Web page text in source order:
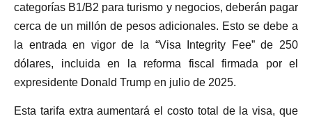
categorías B1/B2 para turismo y negocios, deberán pagar
cerca de un millón de pesos adicionales. Esto se debe a
la entrada en vigor de la “Visa Integrity Fee” de 250
dólares, incluida en la reforma fiscal firmada por el
expresidente Donald Trump en julio de 2025.
Esta tarifa extra aumentará el costo total de la visa, que